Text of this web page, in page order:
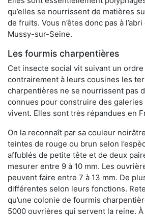
qu’elles se nourrissent de matières
de fruits. Vous n’êtes donc pas à
Mussy-sur-Seine.
Les fourmis charpentières
Cet insecte social vit suivant un
contrairement à leurs cousines les
charpentières ne se nourrissent pas
connues pour construire des
vivent. Elles sont très répandues en
On la reconnaît par sa couleur
teintes de rouge ou brun selon
affublés de petite tête et de deux
mesurer entre 9 à 10 mm. Les
peuvent faire entre 7 à 13 mm. De
différentes selon leurs fonctions.
qu’une colonie de fourmis
5000 ouvrières qui servent la reine. À